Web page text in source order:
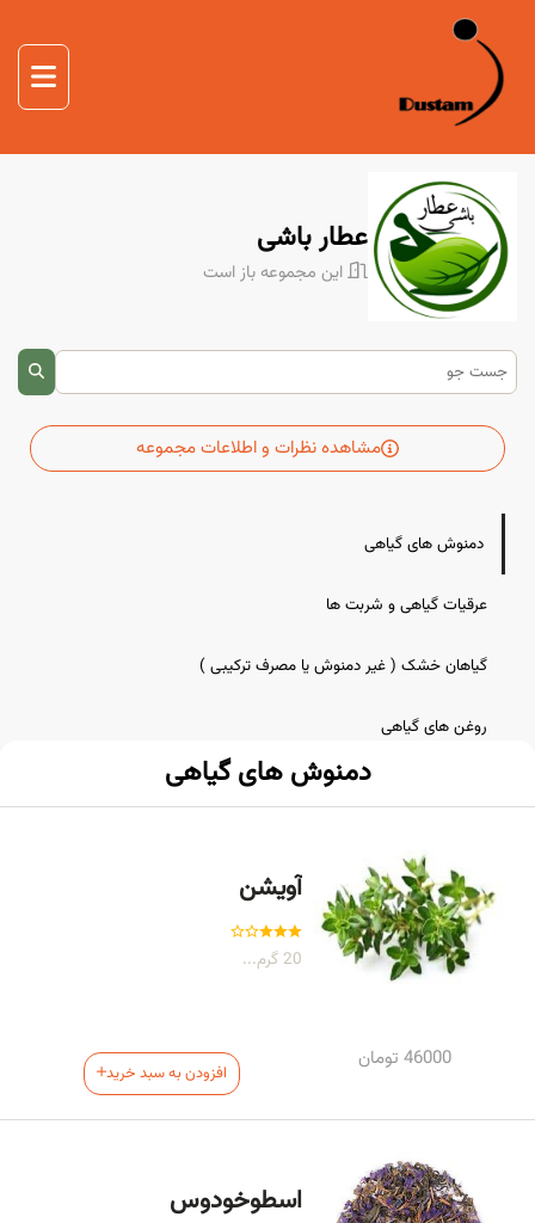
صفحه اصلی
غذا
صفحه اصلی
دوستم
درباره ما
تماس با ما
عطار باشی
این مجموعه باز است
مشاهده نظرات و اطلاعات مجموعه
دمنوش های گیاهی
عرقیات گیاهی و شربت ها
گیاهان خشک ( غیر دمنوش یا مصرف ترکیبی )
روغن های گیاهی
محصولات ویژه
صابونهای گیاهی
مکملها و فرآورده های خاص
دمنوش های گیاهی
آویشن
20 گرم...
46000تومان
افزودن به سبد خرید
اسطوخودوس